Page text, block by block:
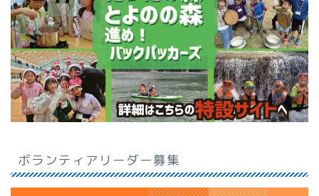
ボランティアリーダー募集